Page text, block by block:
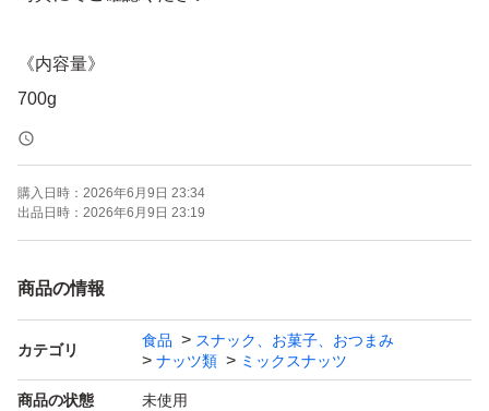
《内容量》
700g
《賞味期限》
ご注文より約150日
(画像の賞味期限はサンプルになります。ご注文を受けて
《コメント》
塩付きのカシューナッツです。
購入日時： 2026年6月9日 23:34
出品日時： 2026年6月9日 23:19
商品の情報
カテゴリ
食品
スナック、お菓子、おつまみ
ナッツ類
ミックスナッツ
商品の状態 未使用